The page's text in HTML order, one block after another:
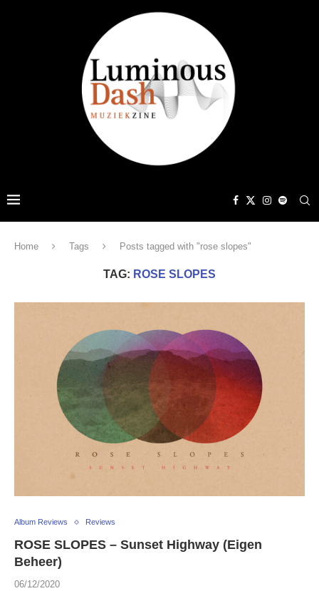
Home Tags Posts tagged with "rose slopes"
TAG: ROSE SLOPES
Album Reviews Reviews
ROSE SLOPES – Sunset Highway (Eigen
Beheer)
06/12/2020